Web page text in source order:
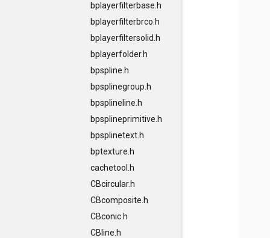
bplayerfilterbase.h
bplayerfilterbrco.h
bplayerfiltersolid.h
bplayerfolder.h
bpspline.h
bpsplinegroup.h
bpsplineline.h
bpsplineprimitive.h
bpsplinetext.h
bptexture.h
cachetool.h
CBcircular.h
CBcomposite.h
CBconic.h
CBline.h